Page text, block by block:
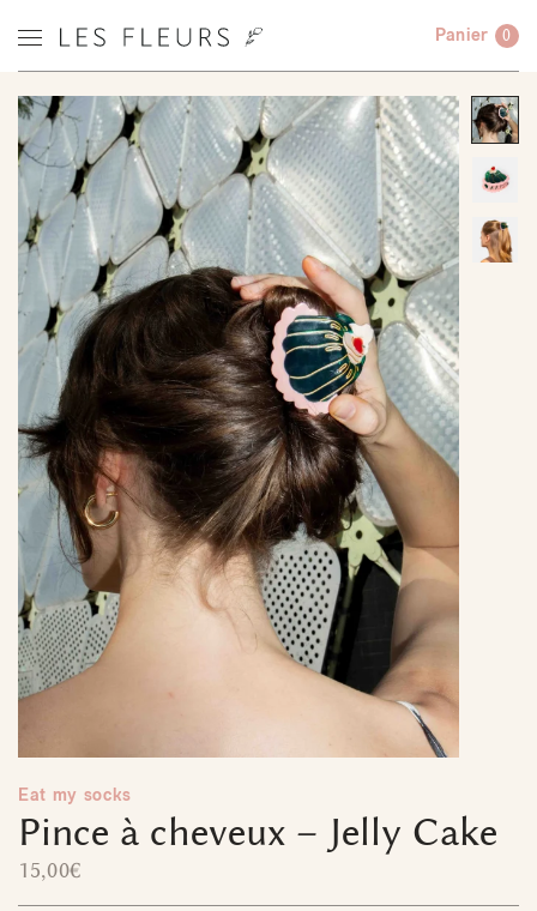
Panier 0
Eat my socks
Pince à cheveux – Jelly Cake
15,00€